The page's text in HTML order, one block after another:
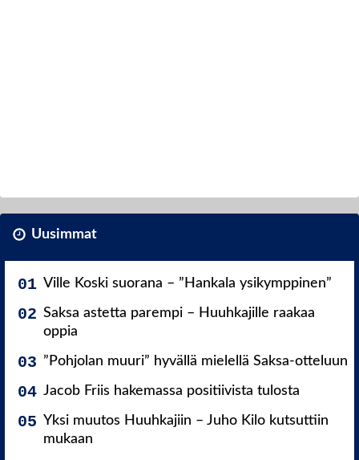
Uusimmat
Ville Koski suorana – ”Hankala ysikymppinen”
Saksa astetta parempi – Huuhkajille raakaa
oppia
”Pohjolan muuri” hyvällä mielellä Saksa-otteluun
Jacob Friis hakemassa positiivista tulosta
Yksi muutos Huuhkajiin – Juho Kilo kutsuttiin
mukaan